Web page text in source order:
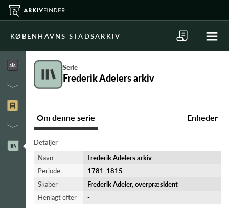
KØBENHAVNS STADSARKIV
Serie
Frederik Adelers arkiv
Om denne serie Enheder
Detaljer
Navn
Frederik Adelers arkiv
Periode
1781-​1815
Skaber
Frederik Adeler, overpræsident
Henlagt efter
-